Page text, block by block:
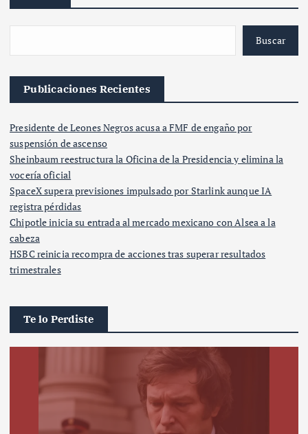
Buscar
Publicaciones Recientes
Presidente de Leones Negros acusa a FMF de engaño por
suspensión de ascenso
Sheinbaum reestructura la Oficina de la Presidencia y elimina la
vocería oficial
SpaceX supera previsiones impulsado por Starlink aunque IA
registra pérdidas
Chipotle inicia su entrada al mercado mexicano con Alsea a la
cabeza
HSBC reinicia recompra de acciones tras superar resultados
trimestrales
Te lo Perdiste